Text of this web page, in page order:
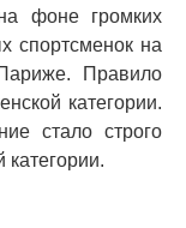
фоне громких
спортсменок на
Правило
категории.
стало строго